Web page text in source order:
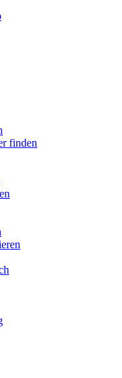
finden